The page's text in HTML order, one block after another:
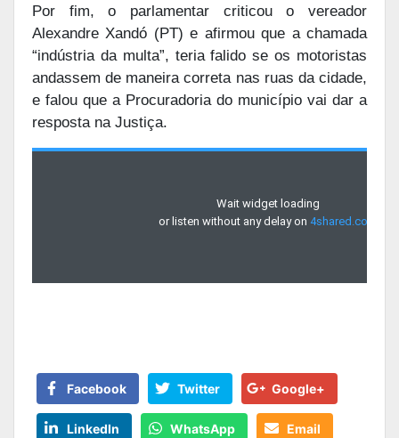
Por fim, o parlamentar criticou o vereador
Alexandre Xandó (PT) e afirmou que a chamada
“indústria da multa”, teria falido se os motoristas
andassem de maneira correta nas ruas da cidade,
e falou que a Procuradoria do município vai dar a
resposta na Justiça.
Facebook Twitter Google+
LinkedIn WhatsApp Email